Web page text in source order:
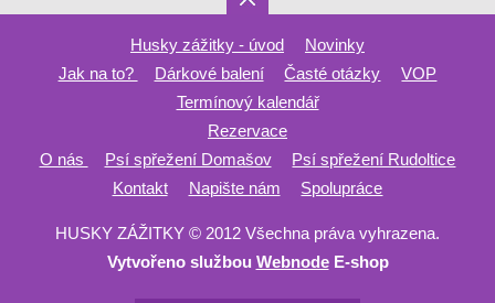
Husky zážitky - úvod
Novinky
Jak na to?
Dárkové balení Časté otázky
VOP
Termínový kalendář
Rezervace
O nás
Psí spřežení Domašov
Psí spřežení Rudoltice
Kontakt
Napište nám Spolupráce
HUSKY ZÁŽITKY © 2012 Všechna práva vyhrazena.
Vytvořeno službou WebnodeE-shop